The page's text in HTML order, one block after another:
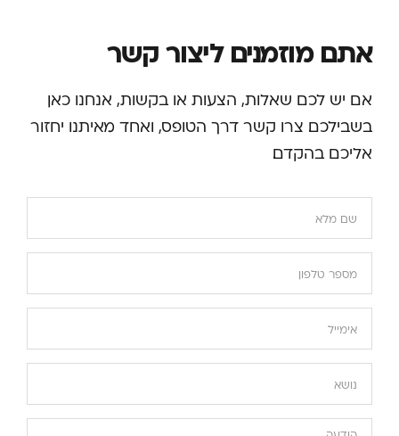
אתם מוזמנים ליצור קשר
אם יש לכם שאלות, הצעות או בקשות, אנחנו כאן
בשבילכם. צרו קשר דרך הטופס, ואחד מאיתנו יחזור
אליכם בהקדם.